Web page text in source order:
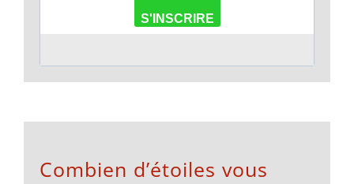
S'INSCRIRE
Combien d’étoiles vous